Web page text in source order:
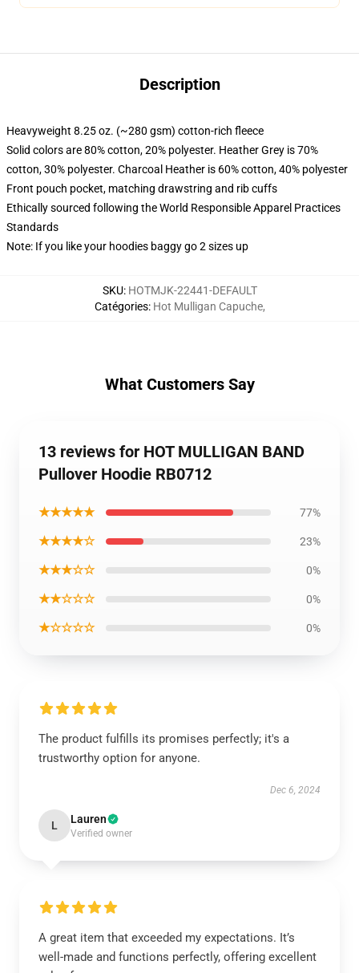
Description
Heavyweight 8.25 oz. (~280 gsm) cotton-rich fleece
Solid colors are 80% cotton, 20% polyester. Heather Grey is 70%
cotton, 30% polyester. Charcoal Heather is 60% cotton, 40% polyester
Front pouch pocket, matching drawstring and rib cuffs
Ethically sourced following the World Responsible Apparel Practices
Standards
Note: If you like your hoodies baggy go 2 sizes up
SKU: HOTMJK-22441-DEFAULT
Catégories: Hot Mulligan Capuche,
What Customers Say
13 reviews for HOT MULLIGAN BAND
Pullover Hoodie RB0712
★★★★★ 77%
★★★★☆ 23%
★★★☆☆ 0%
★★☆☆☆ 0%
★☆☆☆☆ 0%
The product fulfills its promises perfectly; it's a
trustworthy option for anyone.
Dec 6, 2024
L Lauren
Verified owner
A great item that exceeded my expectations. It’s
well-made and functions perfectly, offering excellent